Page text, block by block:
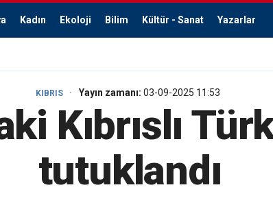
Kadın Ekoloji Bilim Kültür - Sanat Yazarlar
KIBRIS Yayın zamanı: 03-09-2025 11:53
Kıbrıslı
tutuklandı